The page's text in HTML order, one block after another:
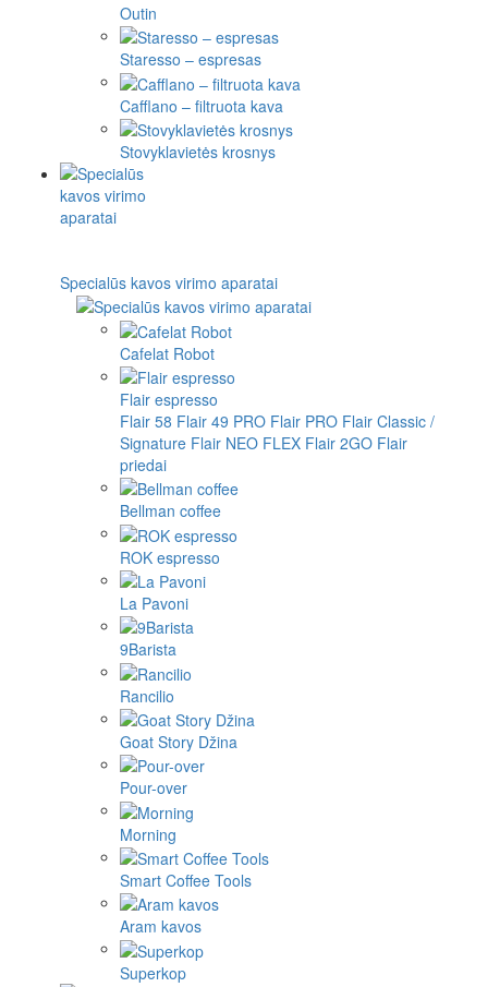
Outin
Staresso – espresas
Cafflano – filtruota kava
Stovyklavietės krosnys
Specialūs kavos virimo aparatai
Cafelat Robot
Flair espresso
Flair 58 Flair 49 PRO Flair PRO Flair Classic /
Signature Flair NEO FLEX Flair 2GO Flair
priedai
Bellman coffee
ROK espresso
La Pavoni
9Barista
Rancilio
Goat Story Džina
Pour-over
Morning
Smart Coffee Tools
Aram kavos
Superkop